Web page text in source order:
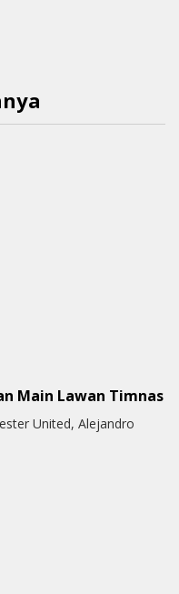
Main Lawan Timnas
United, Alejandro